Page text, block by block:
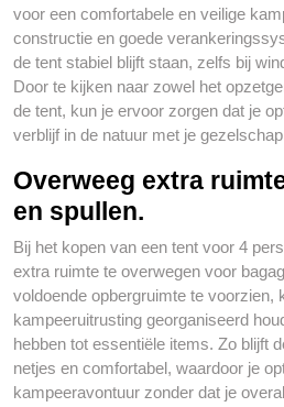
voor een comfortabele en veilige
constructie en goede
de tent stabiel blijft staan, zelfs bij
Door te kijken naar zowel het
de tent, kun je ervoor zorgen dat je
verblijf in de natuur met je
Overweeg extra
en spullen.
Bij het kopen van een tent voor 4
extra ruimte te overwegen voor
voldoende opbergruimte te voorzien,
kampeeruitrusting georganiseerd
hebben tot essentiële items. Zo blijft
netjes en comfortabel, waardoor je
kampeeravontuur zonder dat je